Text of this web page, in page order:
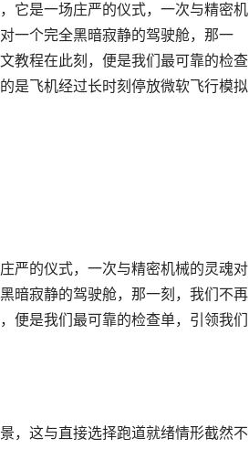
它是一场庄严的仪式，一次与精密机
一个完全黑暗寂静的驾驶舱，那一
教程在此刻，便是我们最可靠的检查
是飞机经过长时刻停放微软飞行模拟
严的仪式，一次与精密机械的灵魂对
暗寂静的驾驶舱，那一刻，我们不再
便是我们最可靠的检查单，引领我们
，这与直接选择跑道就绪情形截然不